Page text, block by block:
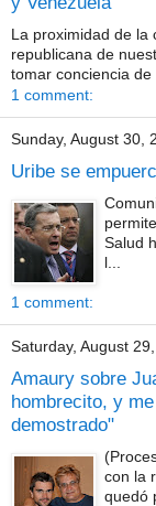
La proximidad de la
republicana de
tomar conciencia de
1 comment:
Sunday, August 30,
Uribe se
Salud
l...
1 comment:
Saturday, August
Amaury sobre
hombrecito, y
demostrado"
con la
quedó